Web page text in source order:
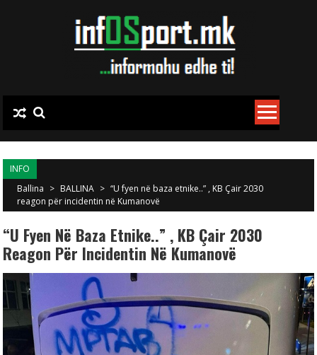
INFO
Ballina > BALLINA > “U fyen në baza etnike..” , KB Çair 2030
reagon për incidentin në Kumanovë
“U Fyen Në Baza Etnike..” , KB Çair 2030
Reagon Për Incidentin Në Kumanovë